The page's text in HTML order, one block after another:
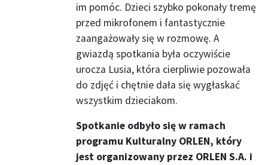
im pomóc. Dzieci szybko pokonały tremę
przed mikrofonem i fantastycznie
zaangażowały się w rozmowę. A
gwiazdą spotkania była oczywiście
urocza Lusia, która cierpliwie pozowała
do zdjęć i chętnie dała się wygłaskać
wszystkim dzieciakom.
Spotkanie odbyło się w ramach
programu Kulturalny ORLEN, który
jest organizowany przez ORLEN S.A. i